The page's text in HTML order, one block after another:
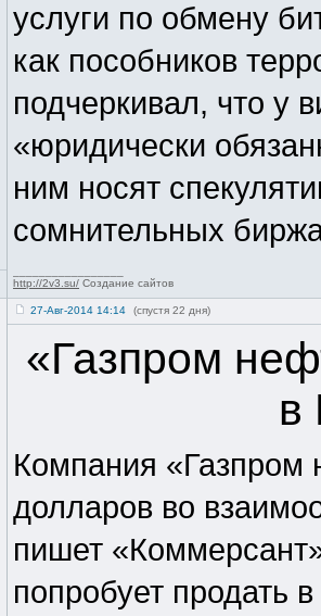
услуги по обмену
как пособников
подчеркивал, что у
«юридически
ним носят
сомнительных
http://2v3.su/ Создание сайтов
27-Авг-2014 14:14 (спустя 22 дня)
«Газпром
в
Компания «Газпром
долларов во
пишет
попробует продать